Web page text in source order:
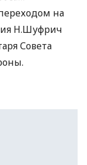
на
Н.Шуфрич
Совета